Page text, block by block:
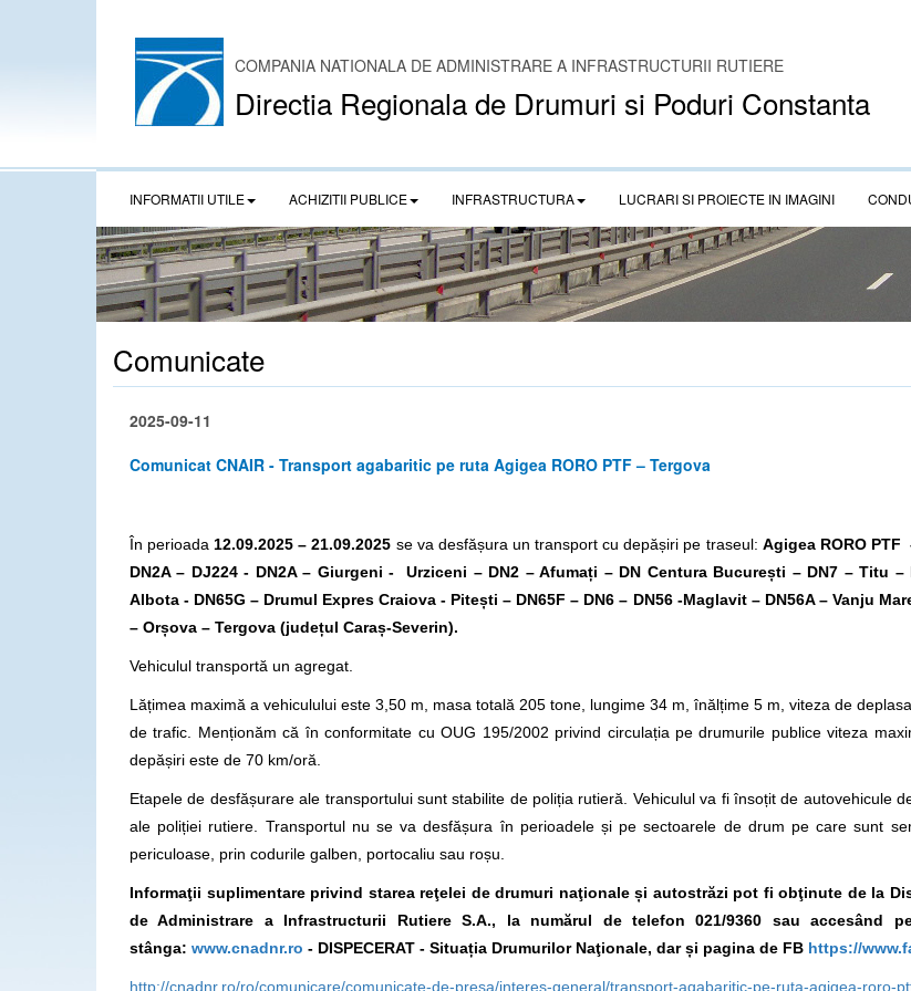
COMPANIA NATIONALA DE ADMINISTRARE A INFRASTRUCTURII RUTIERE
Directia Regionala de Drumuri si Poduri Constanta
INFORMATII UTILE ACHIZITII PUBLICE INFRASTRUCTURA LUCRARI SI PROIECTE IN IMAGINI
Comunicate
2025-09-11
Comunicat CNAIR - Transport agabaritic pe ruta Agigea RORO PTF – Tergova
În perioada 12.09.2025 – 21.09.2025 se va desfășura un transport cu depășiri pe traseul: Agigea RORO PTF
DN2A – DJ224 - DN2A – Giurgeni - Urziceni – DN2 – Afumați – DN Centura București – DN7 – Titu –
Albota - DN65G – Drumul Expres Craiova - Pitești – DN65F – DN6 – DN56 -Maglavit – DN56A – Vanju
– Orșova – Tergova (județul Caraș-Severin).
Vehiculul transportă un agregat.
Lățimea maximă a vehiculului este 3,50 m, masa totală 205 tone, lungime 34 m, înălțime 5 m, viteza de
de trafic. Menționăm că în conformitate cu OUG 195/2002 privind circulația pe drumurile publice viteza
depășiri este de 70 km/oră.
Etapele de desfășurare ale transportului sunt stabilite de poliția rutieră. Vehiculul va fi însoțit de autovehicule
ale poliției rutiere. Transportul nu se va desfășura în perioadele și pe sectoarele de drum pe care sunt
periculoase, prin codurile galben, portocaliu sau roșu.
Informaţii suplimentare privind starea reţelei de drumuri naţionale și autostrăzi pot fi obţinute de la
de Administrare a Infrastructurii Rutiere S.A., la numărul de telefon 021/9360 sau accesând
stânga: www.cnadnr.ro - DISPECERAT - Situația Drumurilor Naţionale, dar și pagina de FB https://
http://cnadnr.ro/ro/comunicare/comunicate-de-presa/interes-general/transport-agabaritic-pe-ruta-agigea-roro-